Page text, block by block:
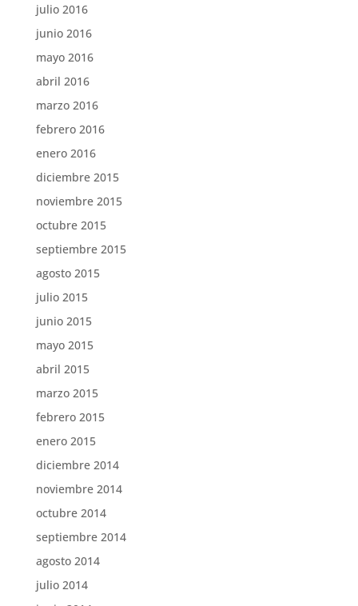
julio 2016
junio 2016
mayo 2016
abril 2016
marzo 2016
febrero 2016
enero 2016
diciembre 2015
noviembre 2015
octubre 2015
septiembre 2015
agosto 2015
julio 2015
junio 2015
mayo 2015
abril 2015
marzo 2015
febrero 2015
enero 2015
diciembre 2014
noviembre 2014
octubre 2014
septiembre 2014
agosto 2014
julio 2014